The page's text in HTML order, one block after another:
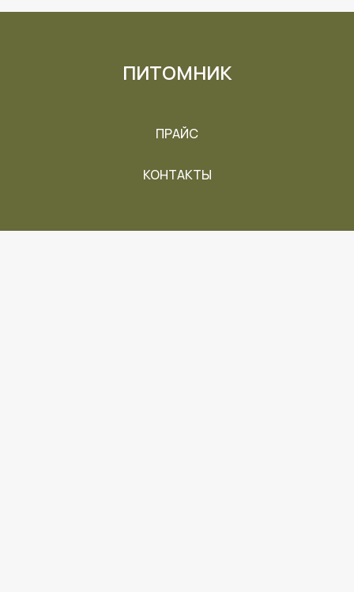
ПИТОМНИК
ПРАЙС
КОНТАКТЫ